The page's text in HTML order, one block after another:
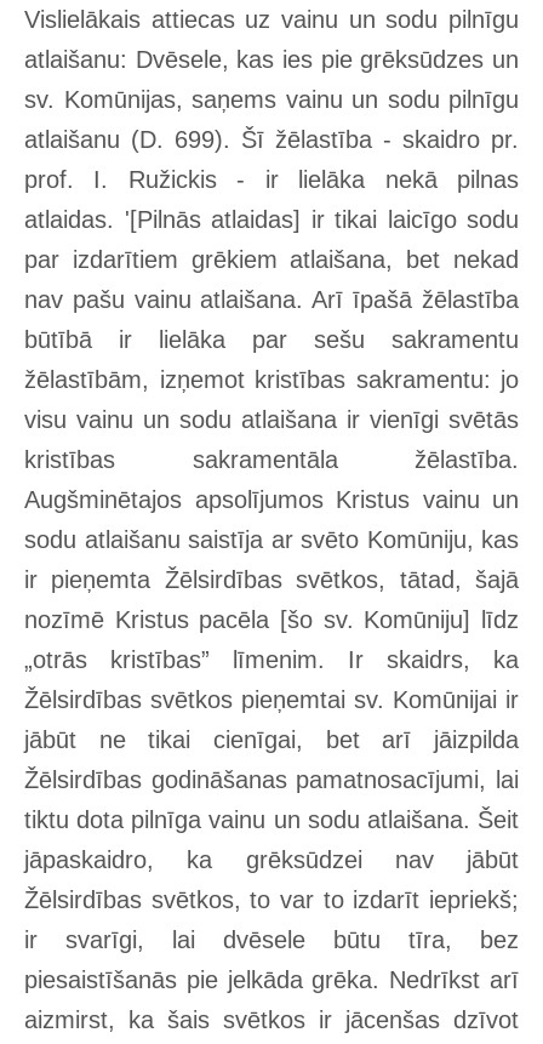
Vislielākais attiecas uz vainu un sodu pilnīgu
atlaišanu: Dvēsele, kas ies pie grēksūdzes un
sv. Komūnijas, saņems vainu un sodu pilnīgu
atlaišanu (D. 699). Šī žēlastība - skaidro pr.
prof. I. Ružickis - ir lielāka nekā pilnas
atlaidas. '[Pilnās atlaidas] ir tikai laicīgo sodu
par izdarītiem grēkiem atlaišana, bet nekad
nav pašu vainu atlaišana. Arī īpašā žēlastība
būtībā ir lielāka par sešu sakramentu
žēlastībām, izņemot kristības sakramentu: jo
visu vainu un sodu atlaišana ir vienīgi svētās
kristības sakramentāla žēlastība.
Augšminētajos apsolījumos Kristus vainu un
sodu atlaišanu saistīja ar svēto Komūniju, kas
ir pieņemta Žēlsirdības svētkos, tātad, šajā
nozīmē Kristus pacēla [šo sv. Komūniju] līdz
„otrās kristības” līmenim. Ir skaidrs, ka
Žēlsirdības svētkos pieņemtai sv. Komūnijai ir
jābūt ne tikai cienīgai, bet arī jāizpilda
Žēlsirdības godināšanas pamatnosacījumi, lai
tiktu dota pilnīga vainu un sodu atlaišana. Šeit
jāpaskaidro, ka grēksūdzei nav jābūt
Žēlsirdības svētkos, to var to izdarīt iepriekš;
ir svarīgi, lai dvēsele būtu tīra, bez
piesaistīšanās pie jelkāda grēka. Nedrīkst arī
aizmirst, ka šais svētkos ir jācenšas dzīvot